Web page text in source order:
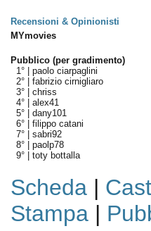
Recensioni & Opinionisti
MYmovies
Pubblico (per gradimento)
1° | paolo ciarpaglini
2° | fabrizio cirnigliaro
3° | chriss
4° | alex41
5° | dany101
6° | filippo catani
7° | sabri92
8° | paolp78
9° | toty bottalla
Scheda| Cast
Stampa|